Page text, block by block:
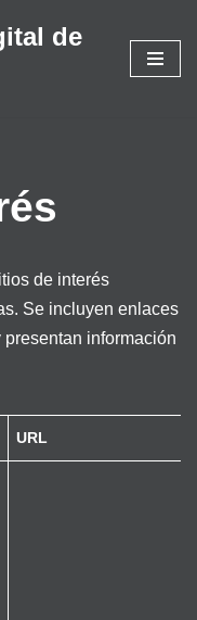
de
de interés
Se incluyen enlaces
información
URL